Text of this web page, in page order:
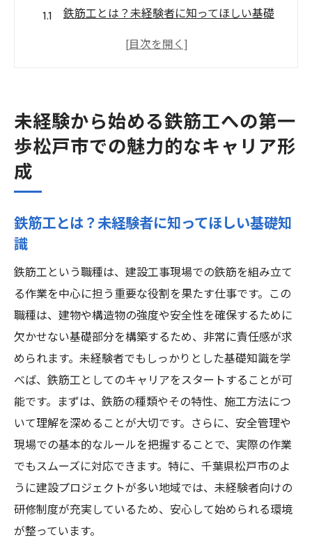
鉄筋工とは？未経験者に知ってほしい基礎
松戸市の建設業界の現状と将来性
未経験からでも安心！鉄筋工に必要な心構
え
鉄筋工としてのキャリアを未経験からスタート
未経験者向けの鉄筋工研修プログラム
松戸市での鉄筋工求人の探し方
鉄筋工としてのキャリアを築くためのステ
ップ
職場選びのポイント：松戸市のおすすめ企
業
先輩インタビュー：未経験から成功したス
トーリー
鉄筋工の仕事環境：松戸市での働きやすさ
鉄筋工未経験者必見松戸市での求人情報と成功
の秘訣
松戸市での最新の鉄筋工求人情報
未経験から始める鉄筋工への第一
歩松戸市での魅力的なキャリア形
成
鉄筋工とは？未経験者に知ってほしい基礎知
識
鉄筋工という職種は、建設工事現場での鉄筋を組み立て
る作業を中心に担う重要な役割を果たす仕事です。この
職種は、建物や構造物の強度や安全性を確保するために
欠かせない基礎部分を構築するため、非常に責任感が求
められます。未経験者でもしっかりとした基礎知識を学
べば、鉄筋工としてのキャリアをスタートすることが可
能です。まずは、鉄筋の種類やその特性、施工方法につ
いて理解を深めることが大切です。さらに、安全管理や
現場での基本的なルールを把握することで、実際の作業
でもスムーズに対応できます。特に、千葉県松戸市のよ
うに建設プロジェクトが多い地域では、未経験者向けの
研修制度が充実しているため、安心して始められる環境
が整っています。